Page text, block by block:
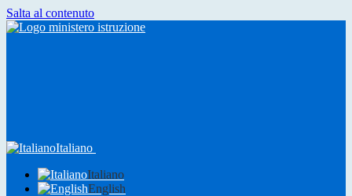
Salta al contenuto
Italiano
Italiano
English